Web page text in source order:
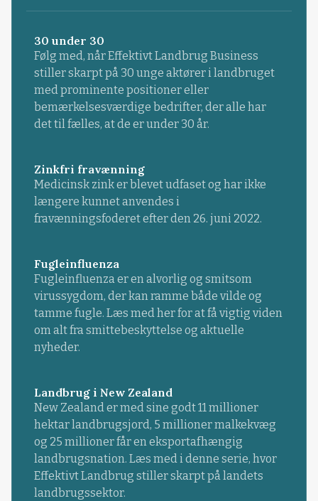
30 under 30
Følg med, når Effektivt Landbrug Business
stiller skarpt på 30 unge aktører i landbruget
med prominente positioner eller
bemærkelsesværdige bedrifter, der alle har
det til fælles, at de er under 30 år.
Zinkfri fravænning
Medicinsk zink er blevet udfaset og har ikke
længere kunnet anvendes i
fravænningsfoderet efter den 26. juni 2022.
Fugleinfluenza
Fugleinfluenza er en alvorlig og smitsom
virussygdom, der kan ramme både vilde og
tamme fugle. Læs med her for at få vigtig viden
om alt fra smittebeskyttelse og aktuelle
nyheder.
Landbrug i New Zealand
New Zealand er med sine godt 11 millioner
hektar landbrugsjord, 5 millioner malkekvæg
og 25 millioner får en eksportafhængig
landbrugsnation. Læs med i denne serie, hvor
Effektivt Landbrug stiller skarpt på landets
landbrugssektor.